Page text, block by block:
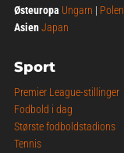
Østeuropa Ungarn | Polen
AsienJapan
Sport
Premier League-stillinger
Fodbold i dag
Største fodboldstadions
Tennis